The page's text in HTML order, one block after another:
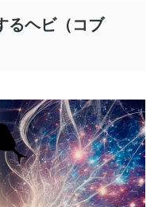
るヘビ（コブ